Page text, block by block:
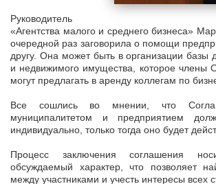
Руководитель
«Агентства малого и среднего бизнеса»
очередной раз заговорила о помощи
другу. Она может быть в организации базы
и недвижимого имущества, которое члены
могут предлагать в аренду коллегам по
Все сошлись во мнении, что
муниципалитетом и предприятием
индивидуально, только тогда оно будет
Процесс заключения соглашения
обсуждаемый характер, что позволяет
между участниками и учесть интересы всех